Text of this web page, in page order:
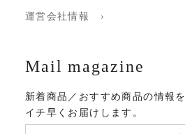
運営会社情報 ›
Mail magazine
新着商品／おすすめ商品の情報を
イチ早くお届けします。